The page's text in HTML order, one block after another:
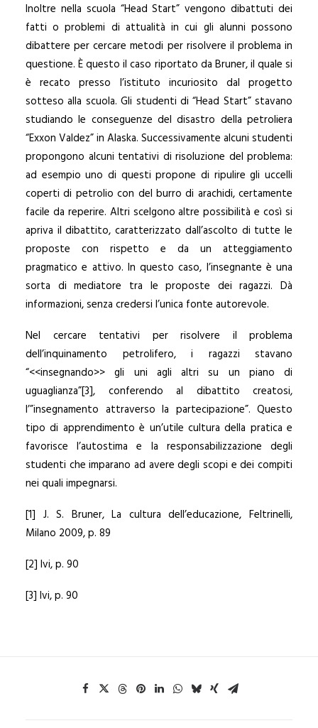
Inoltre nella scuola “Head Start” vengono dibattuti dei
fatti o problemi di attualità in cui gli alunni possono
dibattere per cercare metodi per risolvere il problema in
questione. È questo il caso riportato da Bruner, il quale si
è recato presso l’istituto incuriosito dal progetto
sotteso alla scuola. Gli studenti di “Head Start” stavano
studiando le conseguenze del disastro della petroliera
“Exxon Valdez” in Alaska. Successivamente alcuni studenti
propongono alcuni tentativi di risoluzione del problema:
ad esempio uno di questi propone di ripulire gli uccelli
coperti di petrolio con del burro di arachidi, certamente
facile da reperire. Altri scelgono altre possibilità e così si
apriva il dibattito, caratterizzato dall’ascolto di tutte le
proposte con rispetto e da un atteggiamento
pragmatico e attivo. In questo caso, l’insegnante è una
sorta di mediatore tra le proposte dei ragazzi. Dà
informazioni, senza credersi l’unica fonte autorevole.
Nel cercare tentativi per risolvere il problema
dell’inquinamento petrolifero, i ragazzi stavano
“<<insegnando>> gli uni agli altri su un piano di
uguaglianza”[3], conferendo al dibattito creatosi,
l’”insegnamento attraverso la partecipazione”. Questo
tipo di apprendimento è un’utile cultura della pratica e
favorisce l’autostima e la responsabilizzazione degli
studenti che imparano ad avere degli scopi e dei compiti
nei quali impegnarsi.
[1] J. S. Bruner, La cultura dell’educazione, Feltrinelli,
Milano 2009, p. 89
[2] Ivi, p. 90
[3] Ivi, p. 90